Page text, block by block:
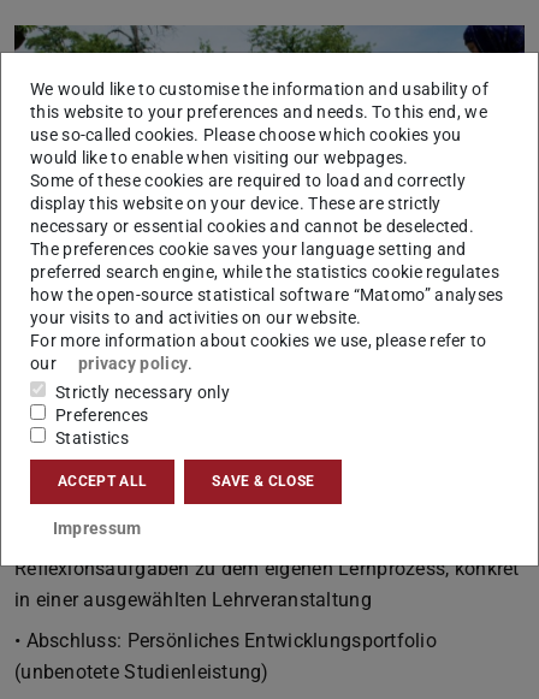
Ablauf:
• Grundlagen-Workshop: 25.–26.09.2025, jeweils 9–17
Uhr
• Monatliche Gruppentreffen: u.a. zu Future Skills,
• Semesterbegleitendes Selbststudium: Wöchentliche
Reflexionsaufgaben zu dem eigenen Lernprozess, konkret
in einer ausgewählten Lehrveranstaltung
• Abschluss: Persönliches Entwicklungsportfolio
(unbenotete Studienleistung)
We would like to customise the information and usability of
this website to your preferences and needs. To this end, we
use so-called cookies. Please choose which cookies you
would like to enable when visiting our webpages.
Some of these cookies are required to load and correctly
display this website on your device. These are strictly
necessary or essential cookies and cannot be deselected.
The preferences cookie saves your language setting and
preferred search engine, while the statistics cookie regulates
how the open-source statistical software “Matomo” analyses
your visits to and activities on our website.
For more information about cookies we use, please refer to
our
privacy policy.
Strictly necessary only
Preferences
Statistics
ACCEPT ALL SAVE & CLOSE
Impressum